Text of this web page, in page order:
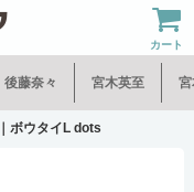
カート
後藤奈々 宮木英至 宮
ボウタイL dots